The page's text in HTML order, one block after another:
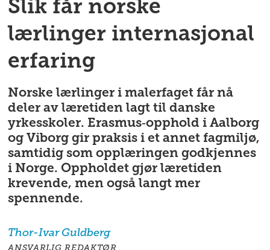
Slik får norske
lærlinger internasjonal
erfaring
Norske lærlinger i malerfaget får nå
deler av læretiden lagt til danske
yrkesskoler. Erasmus‑opphold i Aalborg
og Viborg gir praksis i et annet fagmiljø,
samtidig som opplæringen godkjennes
i Norge. Oppholdet gjør læretiden
krevende, men også langt mer
spennende.
Thor-Ivar Guldberg